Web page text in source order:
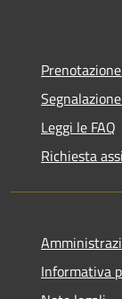
Leggi le FAQ
Richiesta
Informativa